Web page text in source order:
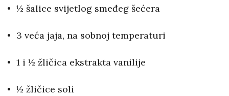
½ šalice svijetlog smeđeg šećera
3 veća jaja, na sobnoj temperaturi
1 i ½ žličica ekstrakta vanilije
½ žličice soli